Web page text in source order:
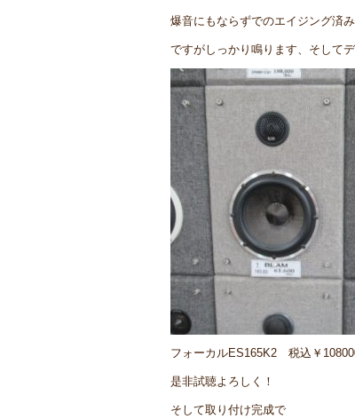
爆音にもならずでのエイジング済
ですがしっかり鳴ります、そして
フォーカルES165K2 税込￥
是非試聴よろしく！
そして取り付け完成で